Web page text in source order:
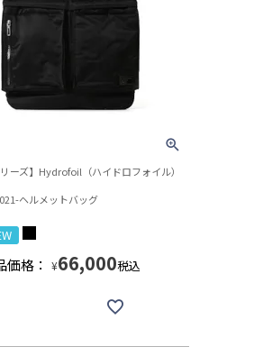
リーズ】Hydrofoil（ハイドロフォイル）
ヘルメットバッグ
価格： ¥66,000税込